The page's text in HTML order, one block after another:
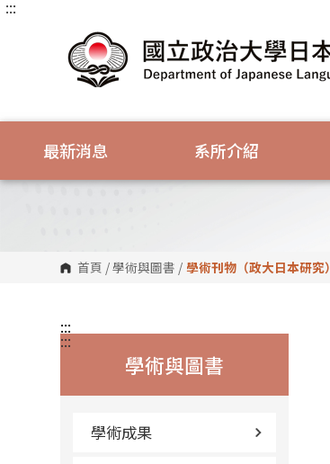
跳
:::
最新消息 系所介紹
首頁 /學術與圖書 / 學術刊物（政大日本研究）
:::
學術與圖書
學術成果
:::